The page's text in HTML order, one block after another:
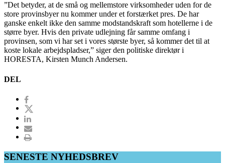
”Det betyder, at de små og mellemstore virksomheder uden for de
store provinsbyer nu kommer under et forstærket pres. De har
ganske enkelt ikke den samme modstandskraft som hotellerne i de
større byer. Hvis den private udlejning får samme omfang i
provinsen, som vi har set i vores største byer, så kommer det til at
koste lokale arbejdspladser,” siger den politiske direktør i
HORESTA, Kirsten Munch Andersen.
DEL
SENESTE NYHEDSBREV